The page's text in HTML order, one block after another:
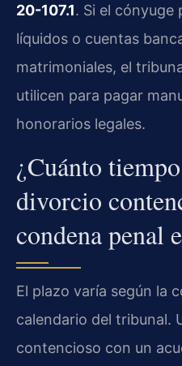
20-107.1. Si el cónyuge
líquidos o cuentas
matrimoniales, el
utilicen para pagar
honorarios legales.
¿Cuánto
divorcio
condena penal
El plazo varía según la
calendario del tribunal.
contencioso con un